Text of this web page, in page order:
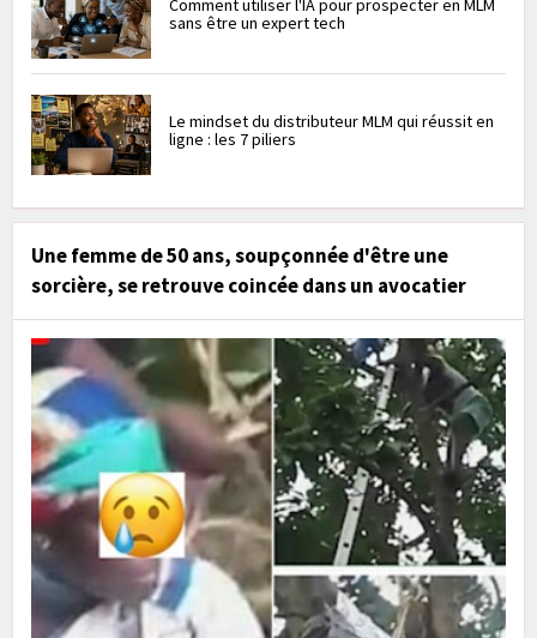
Comment utiliser l'IA pour prospecter en MLM
sans être un expert tech
Le mindset du distributeur MLM qui réussit en
ligne : les 7 piliers
Une femme de 50 ans, soupçonnée d'être une
sorcière, se retrouve coincée dans un avocatier